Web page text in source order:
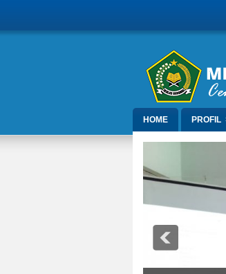
HOME PROFIL